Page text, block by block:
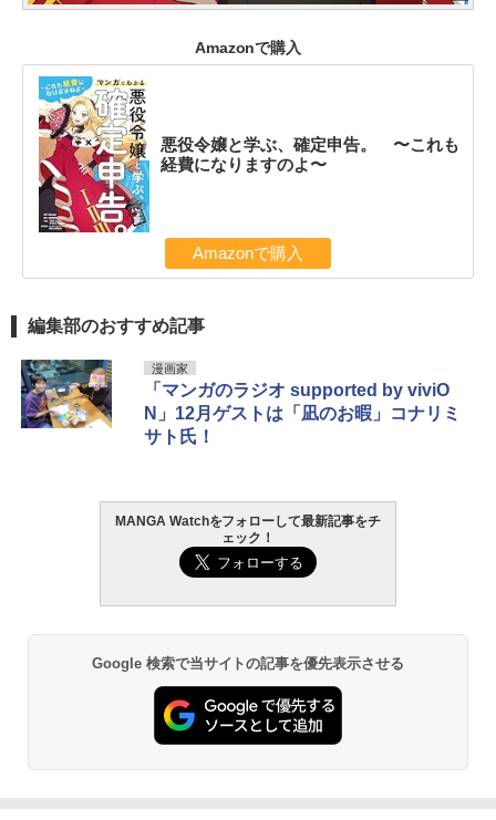
Amazonで購入
悪役令嬢と学ぶ、確定申告。 〜これも
経費になりますのよ〜
Amazonで購入
編集部のおすすめ記事
漫画家
「マンガのラジオ supported by viviO
N」12月ゲストは「凪のお暇」コナリミ
サト氏！
MANGA Watchをフォローして最新記事をチ
ェック！
Google 検索で当サイトの記事を優先表示させる